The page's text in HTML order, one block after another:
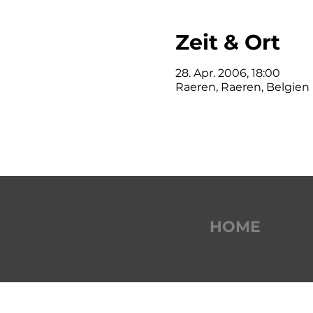
Zeit & Ort
28. Apr. 2006, 18:00
Raeren, Raeren, Belgien
HOME